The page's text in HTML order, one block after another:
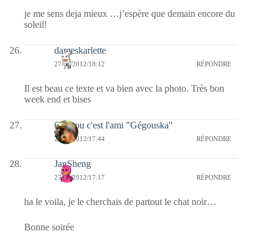
je me sens deja mieux …j’espère que demain encore du
soleil!
dameskarlette
27/01/2012/18:12 RÉPONDRE
Il est beau ce texte et va bien avec la photo. Très bon
week end et bises
Coucou c'est l'ami "Gégouska"
27/01/2012/17:44 RÉPONDRE
JanSheng
27/01/2012/17:17 RÉPONDRE
ha le voila, je le cherchais de partout le chat noir…
Bonne soirée